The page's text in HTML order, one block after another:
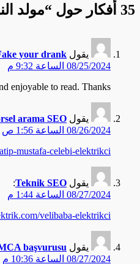
35 أفكار حول “ مولد
يقول your drank
08/25/2024 الساعة 9:32 م
enjoyable to read. Thanks!
يقول arama SEO
08/26/2024 الساعة 1:56 ص
mustafa-celebi-elektrikci/
يقول Teknik SEO
:
08/27/2024 الساعة 1:44 م
velibaba-elektrikci/
يقول başvurusu
08/27/2024 الساعة 10:36 م